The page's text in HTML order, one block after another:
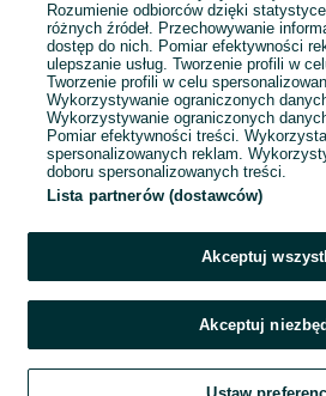
Rozumienie odbiorców dzięki
różnych źródeł. Przechowywanie
dostęp do nich. Pomiar efektywności
ulepszanie usług. Tworzenie profili w
Tworzenie profili w celu
Wykorzystywanie ograniczonych
Wykorzystywanie ograniczonych
Pomiar efektywności treści.
spersonalizowanych reklam.
doboru spersonalizowanych treści.
Lista partnerów (dostawców)
Akceptuj
Akceptuj